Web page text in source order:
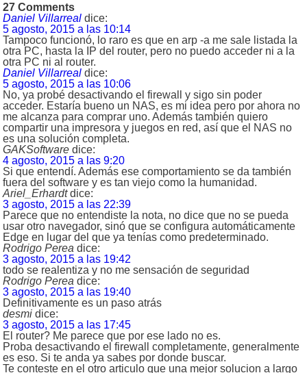
27 Comments
Daniel Villarreal dice:
5 agosto, 2015 a las 10:14
Tampoco funcionó, lo raro es que en arp -a me sale listada la
otra PC, hasta la IP del router, pero no puedo acceder ni a la
otra PC ni al router.
Daniel Villarreal dice:
5 agosto, 2015 a las 10:06
No, ya probé desactivando el firewall y sigo sin poder
acceder. Estaría bueno un NAS, es mi idea pero por ahora no
me alcanza para comprar uno. Además también quiero
compartir una impresora y juegos en red, así que el NAS no
es una solución completa.
GAKSoftware dice:
4 agosto, 2015 a las 9:20
Si que entendí. Además ese comportamiento se da también
fuera del software y es tan viejo como la humanidad.
Ariel_Erhardt dice:
3 agosto, 2015 a las 22:39
Parece que no entendiste la nota, no dice que no se pueda
usar otro navegador, sinó que se configura automáticamente
Edge en lugar del que ya tenías como predeterminado.
Rodrigo Perea dice:
3 agosto, 2015 a las 19:42
todo se realentiza y no me sensación de seguridad
Rodrigo Perea dice:
3 agosto, 2015 a las 19:40
Definitivamente es un paso atrás
desmi dice:
3 agosto, 2015 a las 17:45
El router? Me parece que por ese lado no es.
Proba desactivando el firewall completamente, generalmente
es eso. Si te anda ya sabes por donde buscar.
Te conteste en el otro articulo que una mejor solucion a largo